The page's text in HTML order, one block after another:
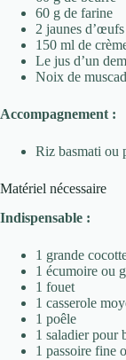
60 g de farine
2 jaunes d’œufs
150 ml de
Le jus d’un
Noix de
Accompagnement :
Riz basmati ou
Matériel nécessaire
Indispensable :
1 grande
1 écumoire ou
1 fouet
1 casserole
1 poêle
1 saladier pour
1 passoire fine